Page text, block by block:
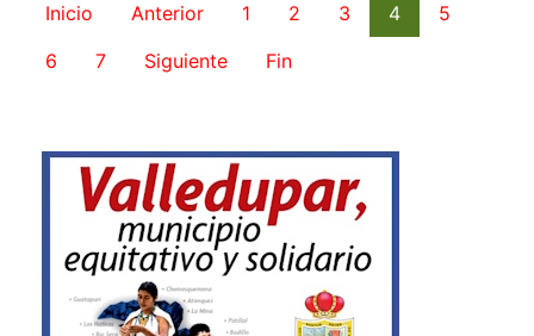
Inicio Anterior 1 2 3 4
5
6
7 Siguiente Fin